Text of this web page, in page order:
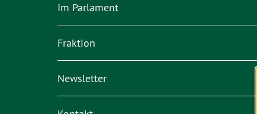
Im Parlament
Fraktion
Newsletter